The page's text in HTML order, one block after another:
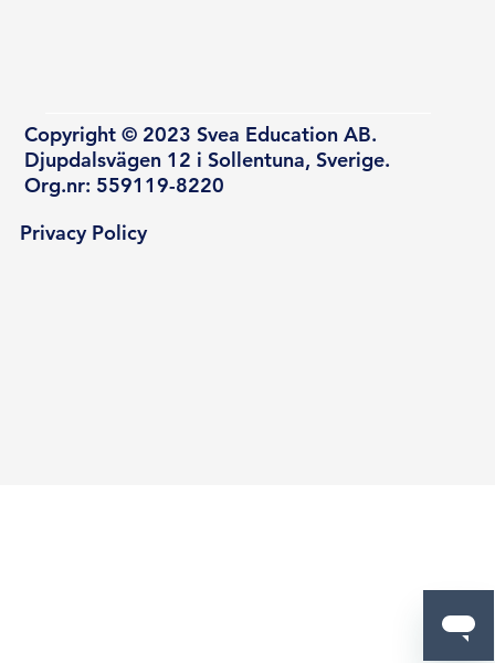
Copyright © 2023 Svea Education AB.
Djupdalsvägen 12 i Sollentuna, Sverige.
Org.nr: 559119-8220
Privacy Policy